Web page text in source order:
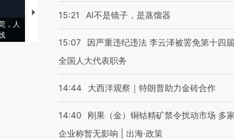
，人
【推广】走进第四届链博
15:21 AI不是镜子，是蒸馏器
15:07
因严重违纪违法 李云泽被罢免第十四届
全国人大代表职务
14:44 大西洋观察｜特朗普助力金砖合作
14:40
刚果（金）铜钴精矿禁令扰动市场 多家
企业称暂无影响 | 出海·政策